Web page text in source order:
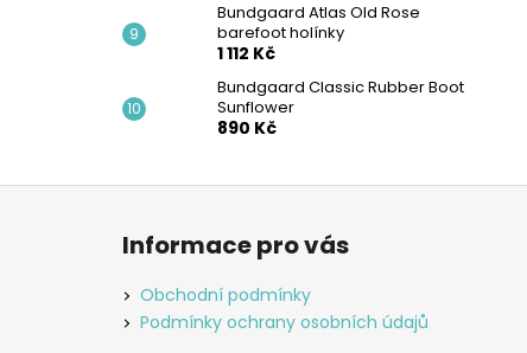
Bundgaard Atlas Old Rose
barefoot holínky
1 112 Kč
Bundgaard Classic Rubber Boot
Sunflower
890 Kč
Z
Informace pro vás
Obchodní podmínky
Podmínky ochrany osobních údajů